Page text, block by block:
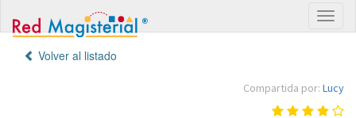
Volver al listado
Compartida por: Lucy